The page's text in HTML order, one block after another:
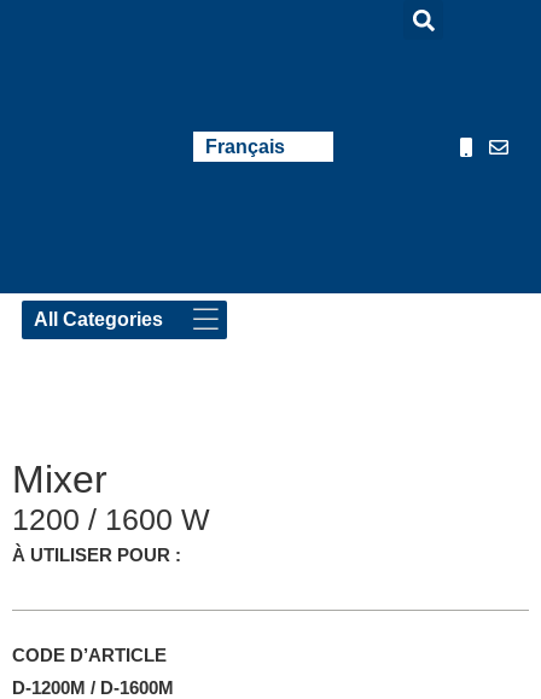
Français
English
Nederlands
Mixer
1200 / 1600 W
À UTILISER POUR :
CODE D’ARTICLE
D-1200M / D-1600M